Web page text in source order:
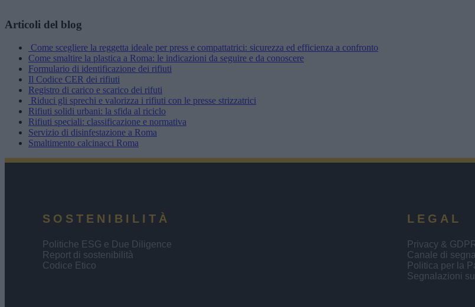
Articoli del blog
Come scegliere la reggetta ideale per press e compattatrici: sicurezza ed efficienza a confronto
Come smaltire la plastica a Roma: le indicazioni da seguire e da conoscere
Formulario di identificazione dei rifiuti
Il Codice CER dei rifiuti
Registro di carico e scarico dei rifuti
Riduci gli sprechi e valorizza i rifiuti con le presse strizzatrici
Rifiuti solidi urbani: la sfida al riciclo
Rifiuti speciali: classificazione e normativa
Servizio di disinfestazione a Roma
Smaltimento calcinacci Roma
SOSTENIBILITÀ
Politiche ESG e Due Diligence
Report di sostenibilità
Codice Etico
LEGAL
Privacy &
Canale di
Politica per la
Segnalazioni